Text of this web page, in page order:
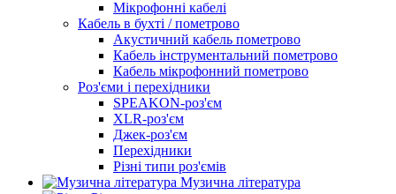
Мікрофонні кабелі
Кабель в бухті / пометрово
Акустичний кабель пометрово
Кабель інструментальний пометрово
Кабель мікрофонний пометрово
Роз'єми і перехідники
SPEAKON-роз'єм
XLR-роз'єм
Джек-роз'єм
Перехідники
Різні типи роз'ємів
Музична література